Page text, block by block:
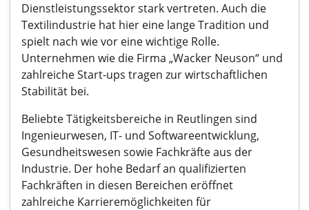
Dienstleistungssektor stark vertreten. Auch die
Textilindustrie hat hier eine lange Tradition und
spielt nach wie vor eine wichtige Rolle.
Unternehmen wie die Firma „Wacker Neuson“ und
zahlreiche Start-ups tragen zur wirtschaftlichen
Stabilität bei.
Beliebte Tätigkeitsbereiche in Reutlingen sind
Ingenieurwesen, IT- und Softwareentwicklung,
Gesundheitswesen sowie Fachkräfte aus der
Industrie. Der hohe Bedarf an qualifizierten
Fachkräften in diesen Bereichen eröffnet
zahlreiche Karrieremöglichkeiten für